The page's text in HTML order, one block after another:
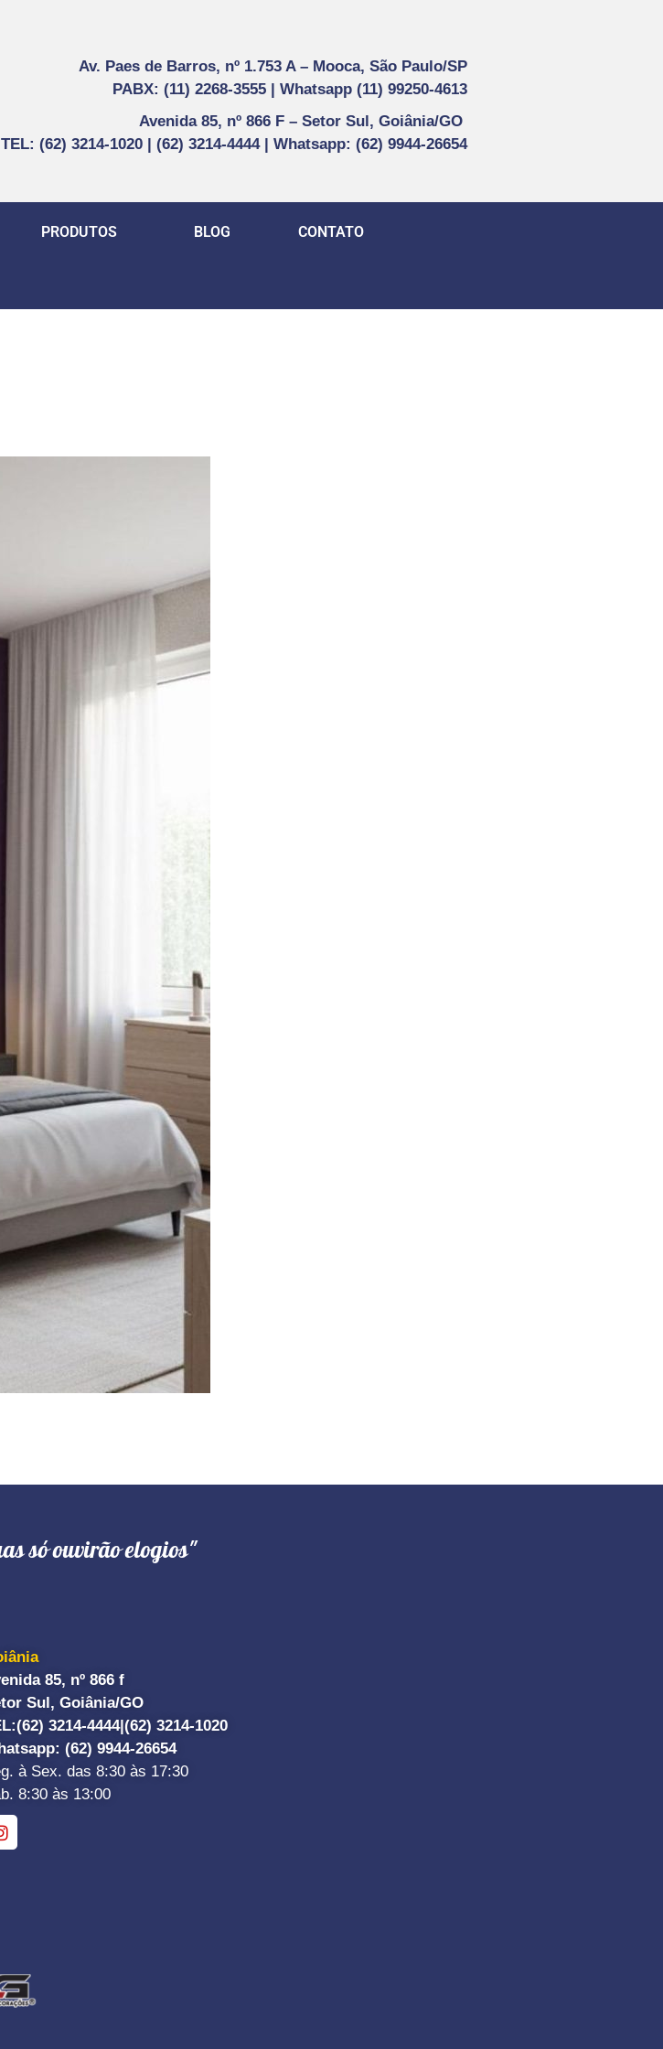
Av. Paes de Barros, nº 1.753 A – Mooca, São Paulo/SP
PABX: (11) 2268-3555 | Whatsapp (11) 99250-4613
Avenida 85, nº 866 F – Setor Sul, Goiânia/GO
TEL: (62) 3214-1020 | (62) 3214-4444 | Whatsapp: (62) 9944-26654
PRODUTOS BLOG CONTATO
só ouvirão elogios"
85, nº 866 f
Sul, Goiânia/GO
(62) 3214-4444| (62) 3214-1020
: (62) 9944-26654
à Sex. das 8:30 às 17:30
8:30 às 13:00